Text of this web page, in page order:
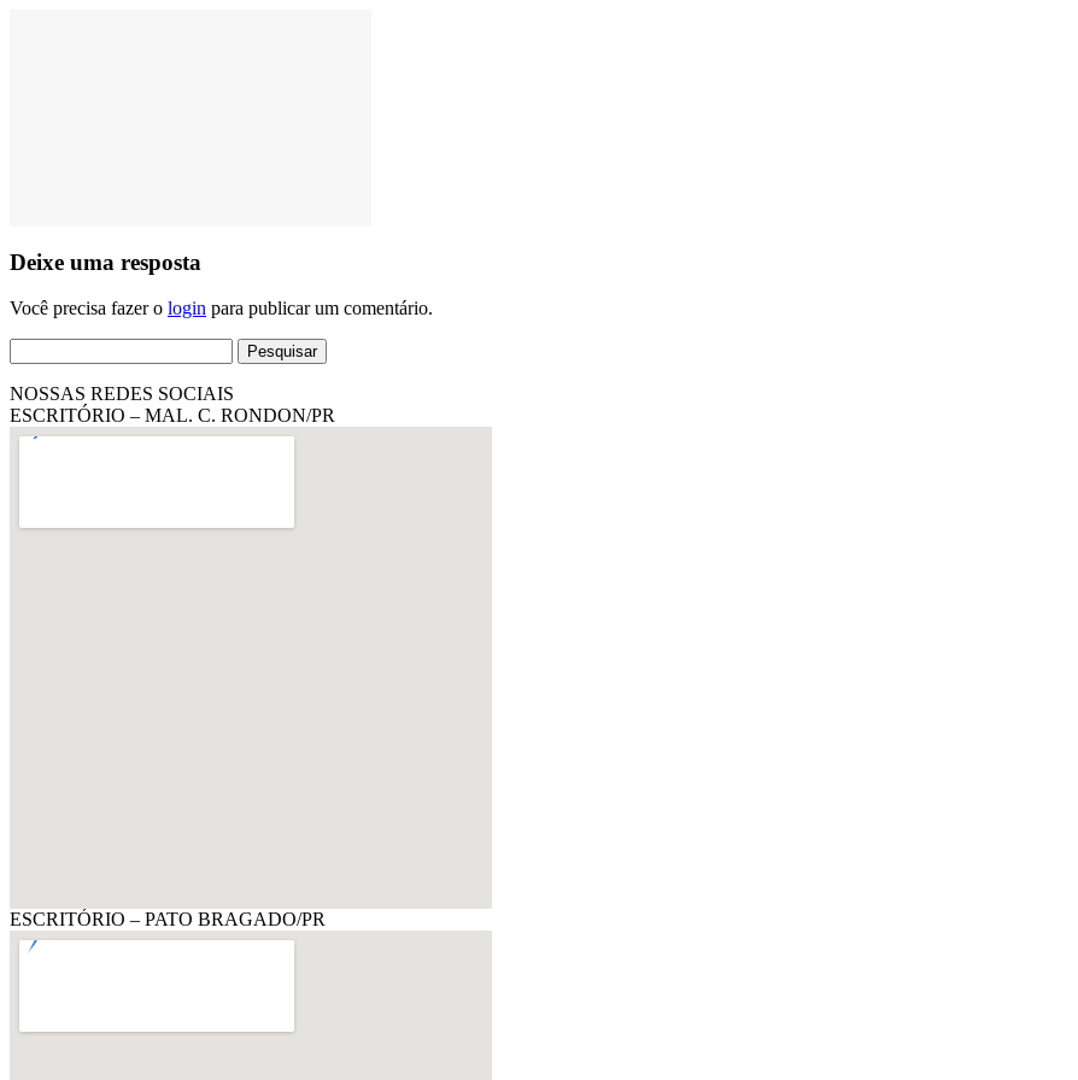
Deixe uma resposta
Você precisa fazer o login para publicar um comentário.
por:
NOSSAS REDES SOCIAIS
ESCRITÓRIO – MAL. C. RONDON/PR
ESCRITÓRIO – PATO BRAGADO/PR